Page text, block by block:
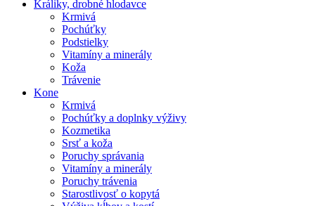
Králiky, drobné hlodavce
Krmivá
Pochúťky
Podstielky
Vitamíny a minerály
Koža
Trávenie
Kone
Krmivá
Pochúťky a doplnky výživy
Kozmetika
Srsť a koža
Poruchy správania
Vitamíny a minerály
Poruchy trávenia
Starostlivosť o kopytá